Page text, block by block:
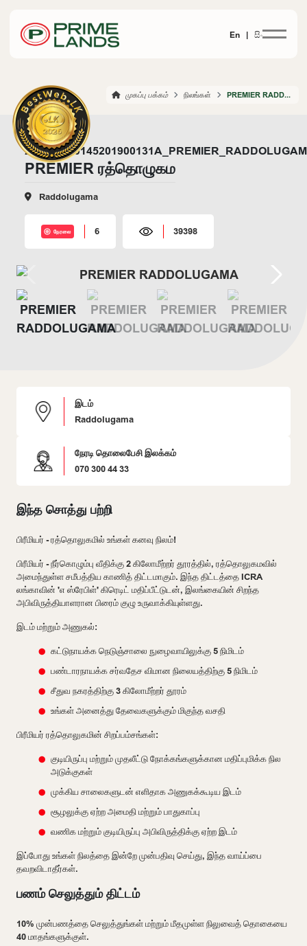
En | සිං
முகப்பு பக்கம் நிலங்கள் PREMIER RADDOLUGAMA
PREMIER ரத்தொழுகம
Raddolugama
நேரலை 6 39398
இடம்
Raddolugama
நேரடி தொலைபேசி இலக்கம்
070 300 44 33
இந்த சொத்து பற்றி
பிரீமியர் - ரத்தொலுகமில் உங்கள் கனவு நிலம்!
பிரீமியர் - நீர்கொழும்பு வீதிக்கு 2 கிலோமீற்றர் தூரத்தில், ரத்தொலுகமவில்
அமைந்துள்ள சமீபத்திய காணித் திட்டமாகும். இந்த திட்டத்தை ICRA
லங்காவின் 'எ ஸ்ரேபிள்' கிரெடிட் மதிப்பீட்டுடன், இலங்கையின் சிறந்த
அபிவிருத்தியாளரான பிரைம் குழு உருவாக்கியுள்ளது.
இடம் மற்றும் அணுகல்:
கட்டுநாயக்க நெடுஞ்சாலை நுழைவாயிலுக்கு 5 நிமிடம்
பண்டாரநாயக்க சர்வதேச விமான நிலையத்திற்கு 5 நிமிடம்
சீதுவ நகரத்திற்கு 3 கிலோமீற்றர் தூரம்
உங்கள் அனைத்து தேவைகளுக்கும் மிகுந்த வசதி
பிரீமியர் ரத்தொலுகமின் சிறப்பம்சங்கள்:
குடியிருப்பு மற்றும் முதலீட்டு நோக்கங்களுக்கான மதிப்புமிக்க நில
அடுக்குகள்
முக்கிய சாலைகளுடன் எளிதாக அணுகக்கூடிய இடம்
சூழலுக்கு ஏற்ற அமைதி மற்றும் பாதுகாப்பு
வணிக மற்றும் குடியிருப்பு அபிவிருத்திக்கு ஏற்ற இடம்
இப்போது உங்கள் நிலத்தை இன்றே முன்பதிவு செய்து, இந்த வாய்ப்பை
தவறவிடாதீர்கள்.
பணம் செலுத்தும் திட்டம்
10% முன்பணத்தை செலுத்துங்கள் மற்றும் மீதமுள்ள நிலுவைத் தொகையை
40 மாதங்களுக்குள்.